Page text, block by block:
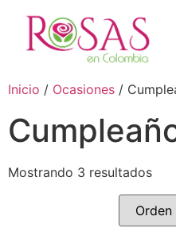
Inicio / Ocasiones /
Mostrando 3 resultados